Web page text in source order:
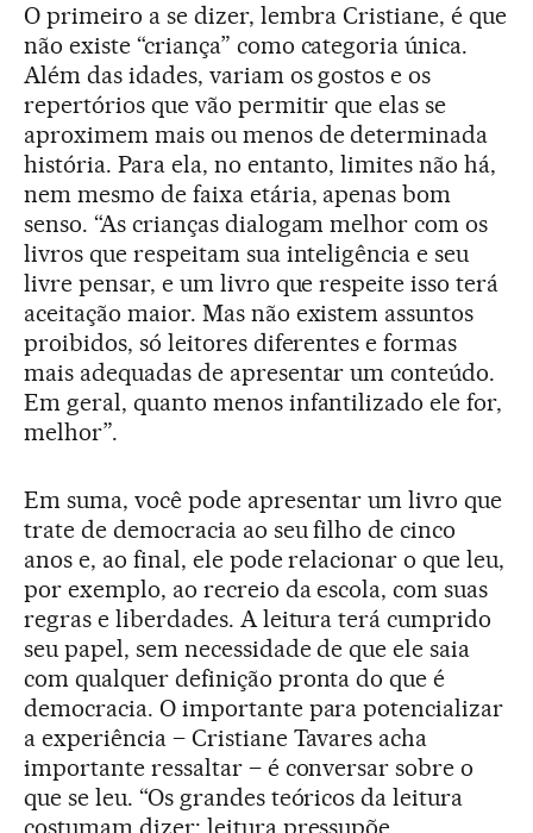
O primeiro a se dizer, lembra Cristiane, é que
não existe “criança” como categoria única.
Além das idades, variam os gostos e os
repertórios que vão permitir que elas se
aproximem mais ou menos de determinada
história. Para ela, no entanto, limites não há,
nem mesmo de faixa etária, apenas bom
senso. “As crianças dialogam melhor com os
livros que respeitam sua inteligência e seu
livre pensar, e um livro que respeite isso terá
aceitação maior. Mas não existem assuntos
proibidos, só leitores diferentes e formas
mais adequadas de apresentar um conteúdo.
Em geral, quanto menos infantilizado ele for,
melhor”.
Em suma, você pode apresentar um livro que
trate de democracia ao seu filho de cinco
anos e, ao final, ele pode relacionar o que leu,
por exemplo, ao recreio da escola, com suas
regras e liberdades. A leitura terá cumprido
seu papel, sem necessidade de que ele saia
com qualquer definição pronta do que é
democracia. O importante para potencializar
a experiência – Cristiane Tavares acha
importante ressaltar – é conversar sobre o
que se leu. “Os grandes teóricos da leitura
costumam dizer: leitura pressupõe